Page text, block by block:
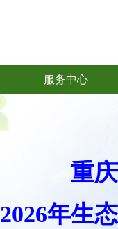
服务中心
重
2026年生